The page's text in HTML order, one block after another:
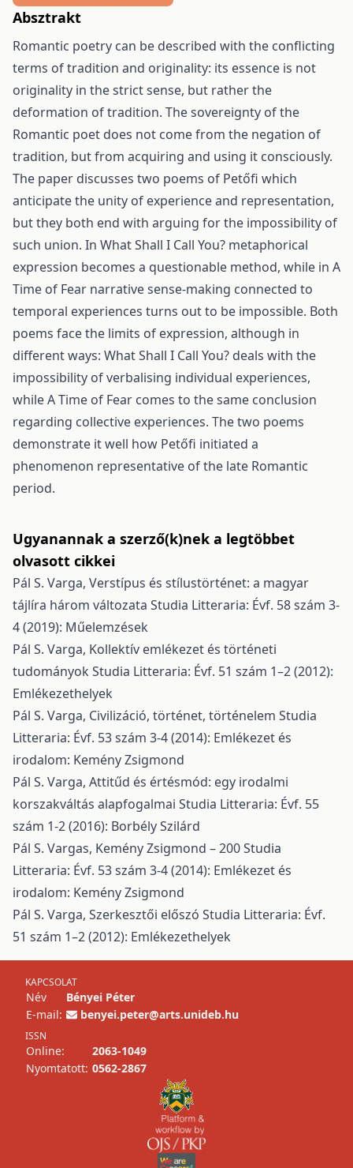
Absztrakt
Romantic poetry can be described with the conflicting
terms of tradition and originality: its essence is not
originality in the strict sense, but rather the
deformation of tradition. The sovereignty of the
Romantic poet does not come from the negation of
tradition, but from acquiring and using it consciously.
The paper discusses two poems of Petőfi which
anticipate the unity of experience and representation,
but they both end with arguing for the impossibility of
such union. In What Shall I Call You? metaphorical
expression becomes a questionable method, while in A
Time of Fear narrative sense-making connected to
temporal experiences turns out to be impossible. Both
poems face the limits of expression, although in
different ways: What Shall I Call You? deals with the
impossibility of verbalising individual experiences,
while A Time of Fear comes to the same conclusion
regarding collective experiences. The two poems
demonstrate it well how Petőfi initiated a
phenomenon representative of the late Romantic
period.
Ugyanannak a szerző(k)nek a legtöbbet
olvasott cikkei
Pál S. Varga, Verstípus és stílustörténet: a magyar
tájlíra három változata Studia Litteraria: Évf. 58 szám 3-
4 (2019): Műelemzések
Pál S. Varga, Kollektív emlékezet és történeti
tudományok Studia Litteraria: Évf. 51 szám 1–2 (2012):
Emlékezethelyek
Pál S. Varga, Civilizáció, történet, történelem Studia
Litteraria: Évf. 53 szám 3-4 (2014): Emlékezet és
irodalom: Kemény Zsigmond
Pál S. Varga, Attitűd és értésmód: egy irodalmi
korszakváltás alapfogalmai Studia Litteraria: Évf. 55
szám 1-2 (2016): Borbély Szilárd
Pál S. Vargas, Kemény Zsigmond – 200Studia
Litteraria: Évf. 53 szám 3-4 (2014): Emlékezet és
irodalom: Kemény Zsigmond
Pál S. Varga, Szerkesztői előszó Studia Litteraria: Évf.
51 szám 1–2 (2012): Emlékezethelyek
KAPCSOLAT
Név
Bényei Péter
E-mail:
benyei.peter@arts.unideb.hu
ISSN
Online:
2063-1049
Nyomtatott: 0562-2867